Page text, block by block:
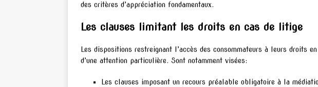
des critères d’appréciation fondamentaux.
Les clauses limitant les droits en cas de litige
Les dispositions restreignant l’accès des consommateurs à leurs droits
d’une attention particulière. Sont notamment visées:
Les clauses imposant un recours préalable obligatoire à la